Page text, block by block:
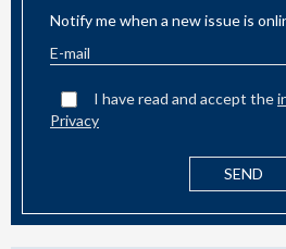
Notify me when a new issue is
I have read and accept the
Privacy